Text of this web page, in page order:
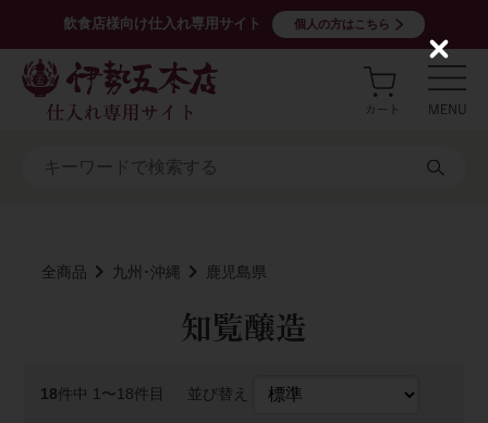
飲食店様向け仕入れ専用サイト 個人の方はこちら
全商品 九州･沖縄 鹿児島県
知覧醸造
18件中 1〜18件目 並び替え
C
l
s